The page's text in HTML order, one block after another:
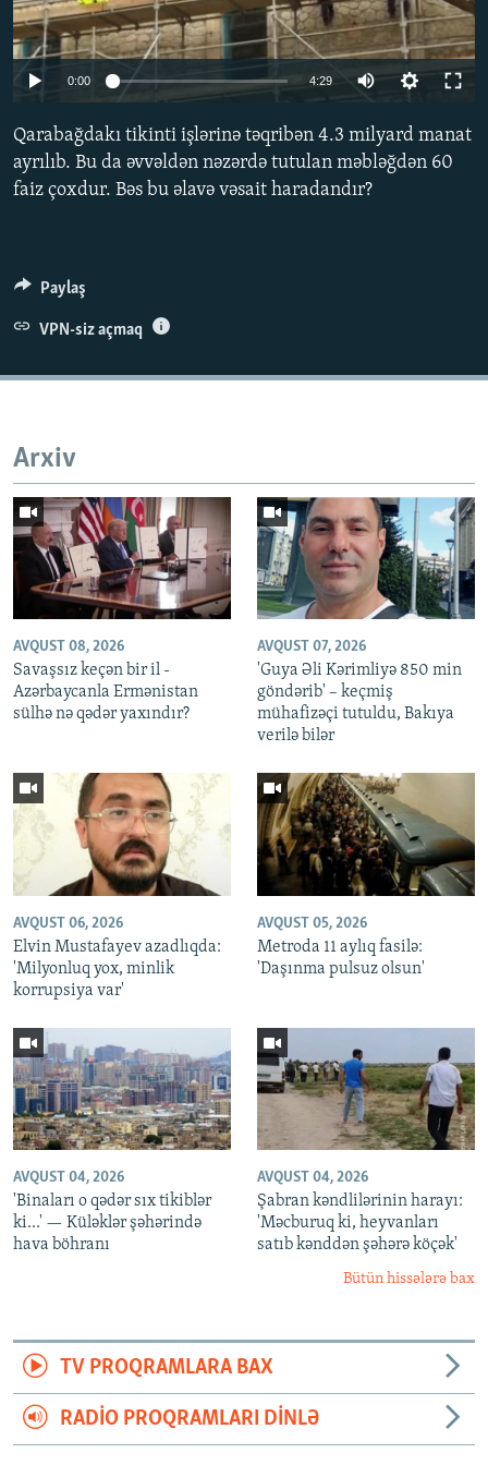
İNFOQRAFIKA
KARIKATURA
AZƏRBAYCAN ƏDƏBIYYATI KITABXANASI
İSLAM VƏ DEMOKRATIYA
İZ - MƏDƏNIYYƏT PROQRAMI
MISSIYAMIZ
PEŞƏ ETIKASI VƏ JURNALISTIKA STANDARTLARIMIZ
MATERIALLARIMIZDAN ISTIFADƏ
AZADLIQRADIOSU MOBIL TELEFONUNUZDA
BIZIMLƏ ƏLAQƏ
BIZI IZLƏ
RFE/RL-in bütün saytları
0:00 4:29
360p
Qarabağdakı tikinti işlərinə təqribən 4.3 milyard manat
ayrılıb. Bu da əvvəldən nəzərdə tutulan məbləğdən 60
faiz çoxdur. Bəs bu əlavə vəsait haradandır?
Paylaş
VPN-siz açmaq
Arxiv
AVQUST 08, 2026
Savaşsız keçən bir il -
Azərbaycanla Ermənistan
sülhə nə qədər yaxındır?
AVQUST 07, 2026
'Guya Əli Kərimliyə 850 min
göndərib' – keçmiş
mühafizəçi tutuldu, Bakıya
verilə bilər
AVQUST 06, 2026
Elvin Mustafayev azadlıqda:
'Milyonluq yox, minlik
korrupsiya var'
AVQUST 05, 2026
Metroda 11 aylıq fasilə:
'Daşınma pulsuz olsun'
AVQUST 04, 2026
'Binaları o qədər sıx tikiblər
ki...' — Küləklər şəhərində
hava böhranı
AVQUST 04, 2026
Şabran kəndlilərinin harayı:
'Məcburuq ki, heyvanları
satıb kənddən şəhərə köçək'
Bütün hissələrə bax
TV PROQRAMLARA BAX
RADIO PROQRAMLARI DINLƏ